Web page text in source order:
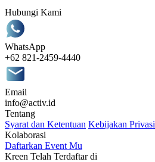
Hubungi Kami
WhatsApp
+62 821-2459-4440
Email
info@activ.id
Tentang
Syarat dan Ketentuan Kebijakan Privasi
Kolaborasi
Daftarkan Event Mu
Kreen Telah Terdaftar di